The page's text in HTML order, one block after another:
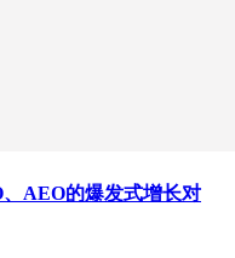
AEO的爆发式增长对